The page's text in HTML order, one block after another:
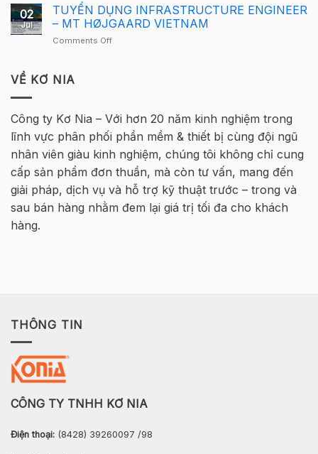
Nam
2026
2026
quay
báo
tuyển
sinh
–
Bê
Tông
Cốt
thép
2026
Hà
02
Jul
TUYỂN DỤNG INFRASTRUCTURE ENGINEER
– MT HØJGAARD VIETNAM
Comments Offon
MT
HØJGAARD
VIETNAM
VỀ KƠ NIA
Công ty Kơ Nia – Với hơn 20 năm kinh nghiệm trong
lĩnh vực phân phối phần mềm & thiết bị cùng đội ngũ
nhân viên giàu kinh nghiệm, chúng tôi không chỉ cung
cấp sản phẩm đơn thuần, mà còn tư vấn, mang đến
giải pháp, dịch vụ và hỗ trợ kỹ thuật trước – trong và
sau bán hàng nhằm đem lại giá trị tối đa cho khách
hàng.
THÔNG TIN
CÔNG TY TNHH KƠ NIA
Điện thoại: (8428) 39260097 /98